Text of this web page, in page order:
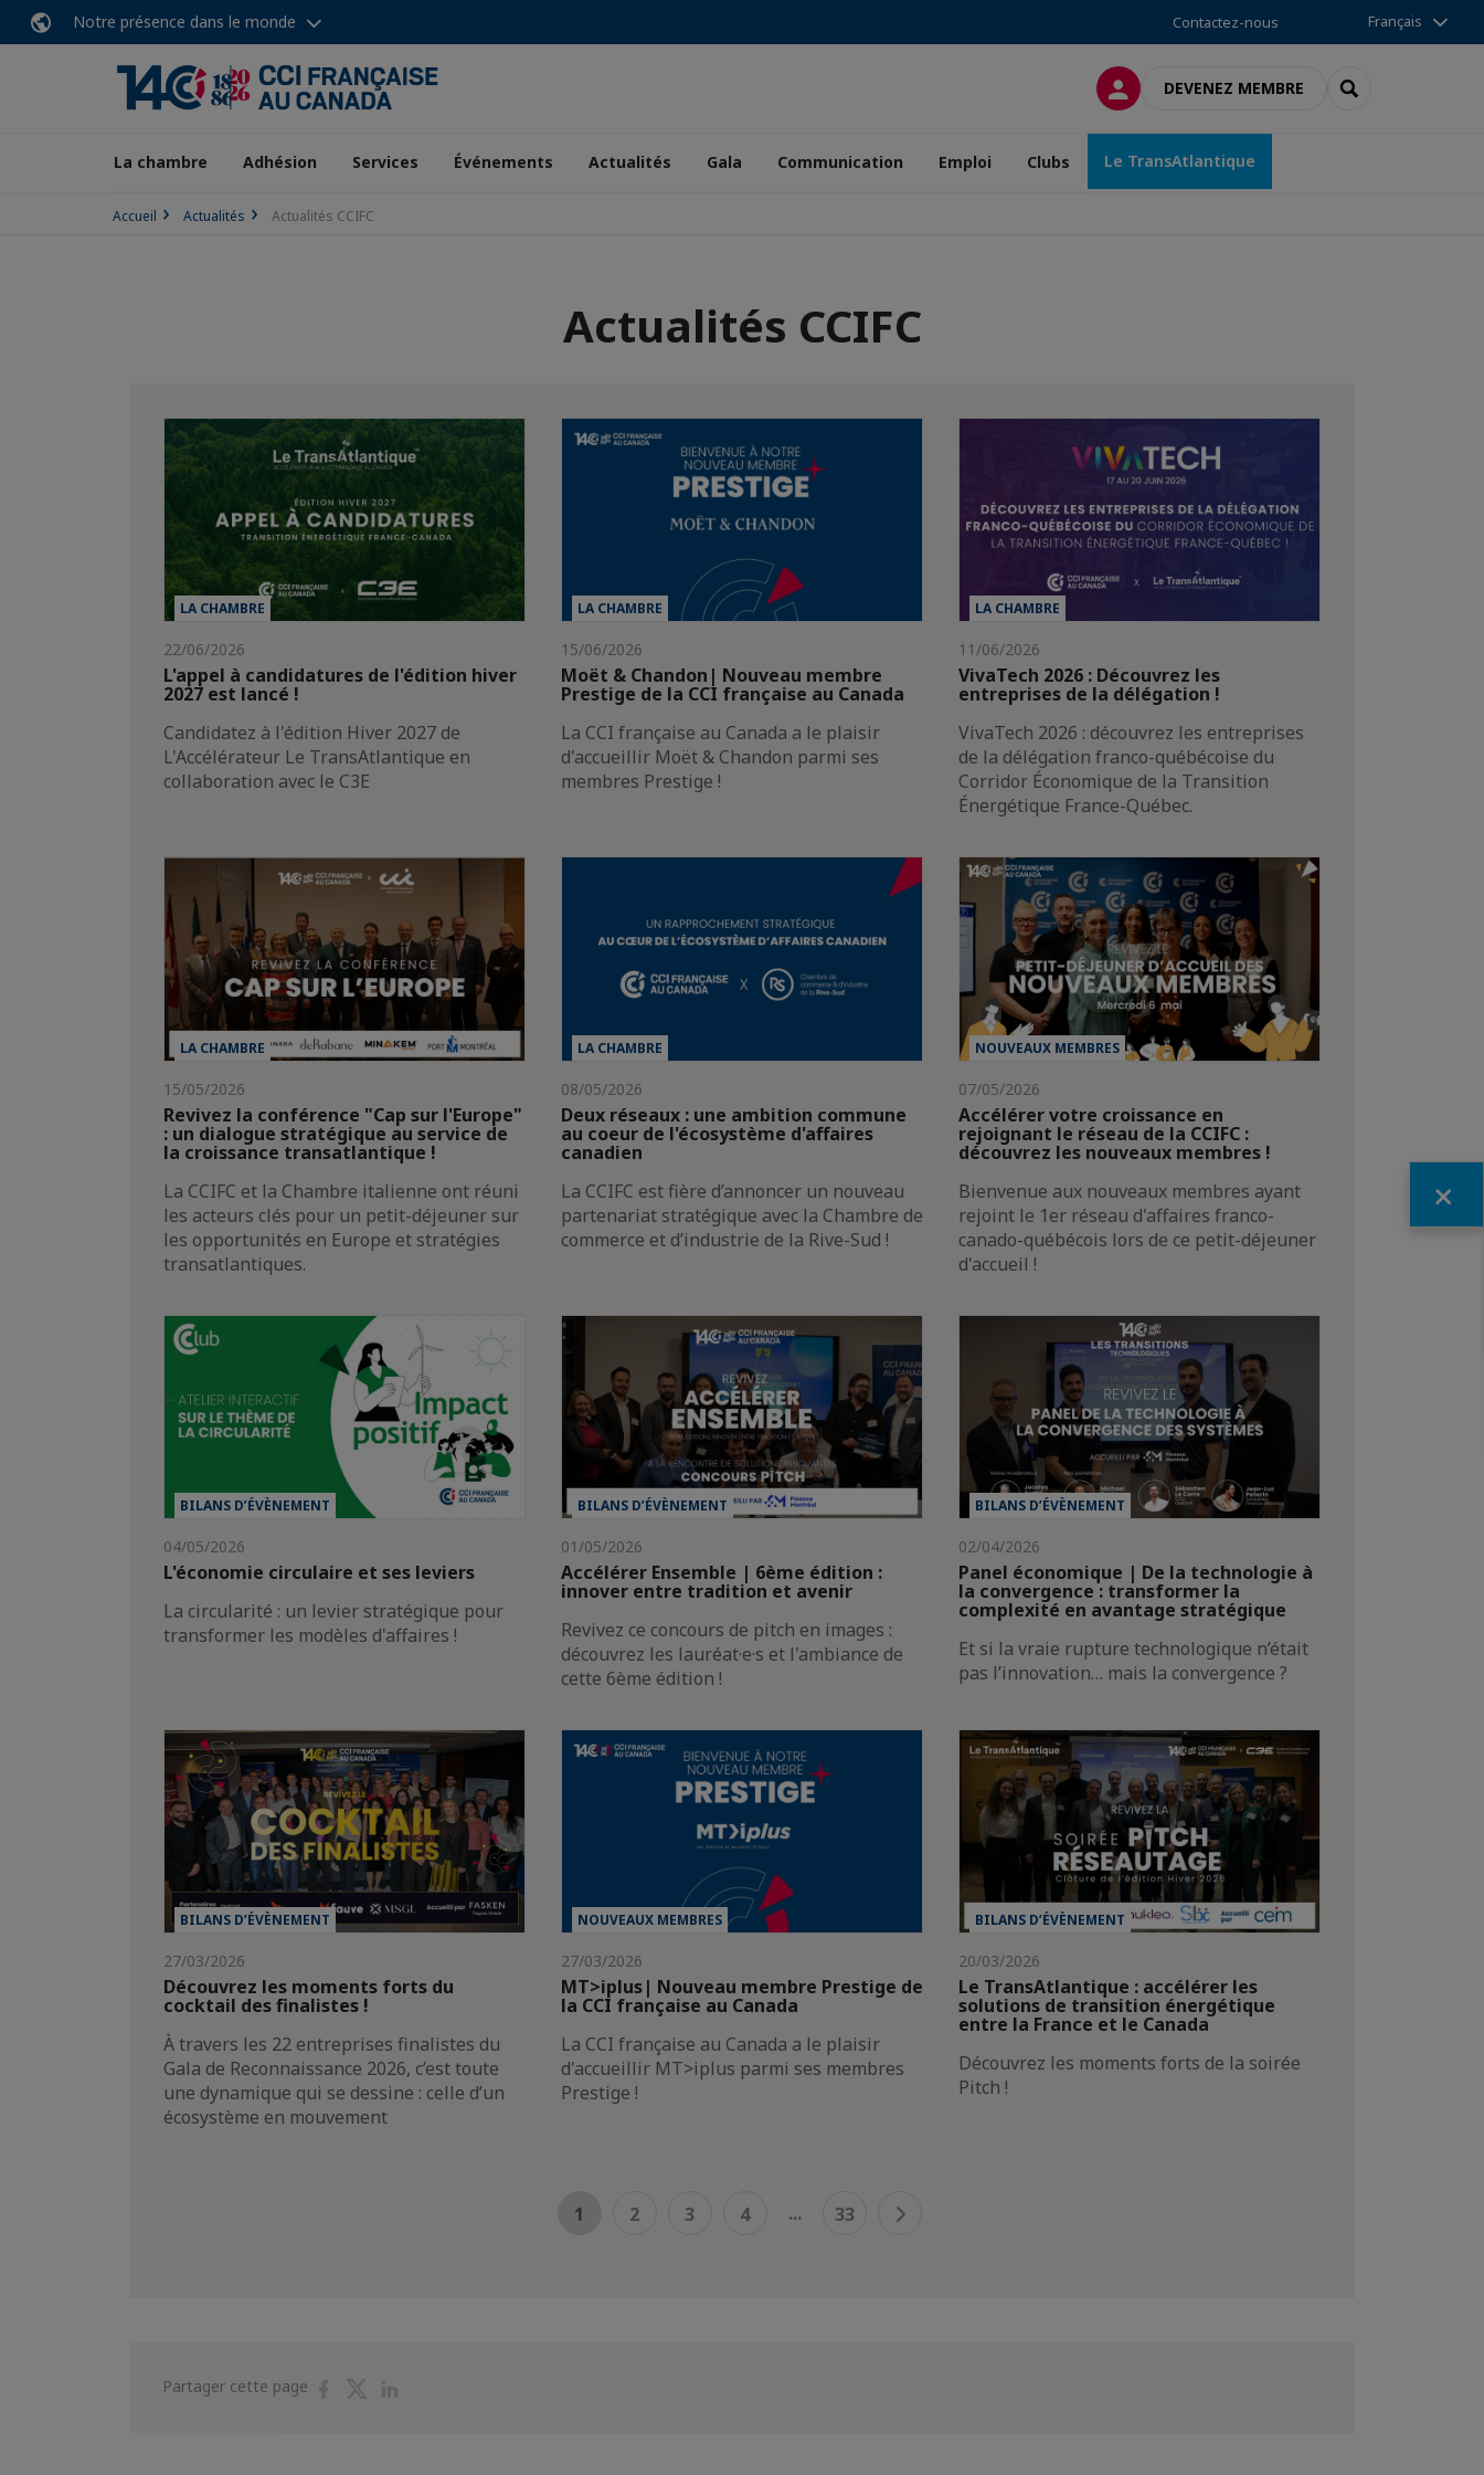
Notre présence dans le monde Contactez-nous Français
CONNEXIONDEVENEZ MEMBRE RECHERCHER
La chambre Adhésion Services Événements Actualités Gala Communication Emploi Clubs Le TransAtlantique
Accueil Actualités Actualités CCIFC
Actualités CCIFC
LA CHAMBRE
22/06/2026
L'appel à candidatures de l'édition hiver
2027 est lancé !
Candidatez à l'édition Hiver 2027 de
L'Accélérateur Le TransAtlantique en
collaboration avec le C3E
LA CHAMBRE
15/06/2026
Moët & Chandon| Nouveau membre
Prestige de la CCI française au Canada
La CCI française au Canada a le plaisir
d'accueillir Moët & Chandon parmi ses
membres Prestige !
LA CHAMBRE
11/06/2026
VivaTech 2026 : Découvrez les
entreprises de la délégation !
VivaTech 2026 : découvrez les entreprises
de la délégation franco-québécoise du
Corridor Économique de la Transition
Énergétique France-Québec.
LA CHAMBRE
15/05/2026
Revivez la conférence "Cap sur l'Europe"
: un dialogue stratégique au service de
la croissance transatlantique !
La CCIFC et la Chambre italienne ont réuni
les acteurs clés pour un petit-déjeuner sur
les opportunités en Europe et stratégies
transatlantiques.
LA CHAMBRE
08/05/2026
Deux réseaux : une ambition commune
au coeur de l'écosystème d'affaires
canadien
La CCIFC est fière d’annoncer un nouveau
partenariat stratégique avec la Chambre de
commerce et d’industrie de la Rive-Sud !
NOUVEAUX MEMBRES
07/05/2026
Accélérer votre croissance en
rejoignant le réseau de la CCIFC :
découvrez les nouveaux membres !
Bienvenue aux nouveaux membres ayant
rejoint le 1er réseau d'affaires franco-
canado-québécois lors de ce petit-déjeuner
d'accueil !
BILANS D’ÉVÈNEMENT
04/05/2026
L'économie circulaire et ses leviers
La circularité : un levier stratégique pour
transformer les modèles d'affaires !
BILANS D’ÉVÈNEMENT
01/05/2026
Accélérer Ensemble | 6ème édition :
innover entre tradition et avenir
Revivez ce concours de pitch en images :
découvrez les lauréat·e·s et l'ambiance de
cette 6ème édition !
BILANS D’ÉVÈNEMENT
02/04/2026
Panel économique | De la technologie à
la convergence : transformer la
complexité en avantage stratégique
Et si la vraie rupture technologique n’était
pas l’innovation… mais la convergence ?
BILANS D’ÉVÈNEMENT
27/03/2026
Découvrez les moments forts du
cocktail des finalistes !
À travers les 22 entreprises finalistes du
Gala de Reconnaissance 2026, c’est toute
une dynamique qui se dessine : celle d’un
écosystème en mouvement
NOUVEAUX MEMBRES
27/03/2026
MT>iplus| Nouveau membre Prestige de
la CCI française au Canada
La CCI française au Canada a le plaisir
d'accueillir MT>iplus parmi ses membres
Prestige !
BILANS D’ÉVÈNEMENT
20/03/2026
Le TransAtlantique : accélérer les
solutions de transition énergétique
entre la France et le Canada
Découvrez les moments forts de la soirée
Pitch !
1 2 3 4 ... 33
Partager cette page
PartagerPartager